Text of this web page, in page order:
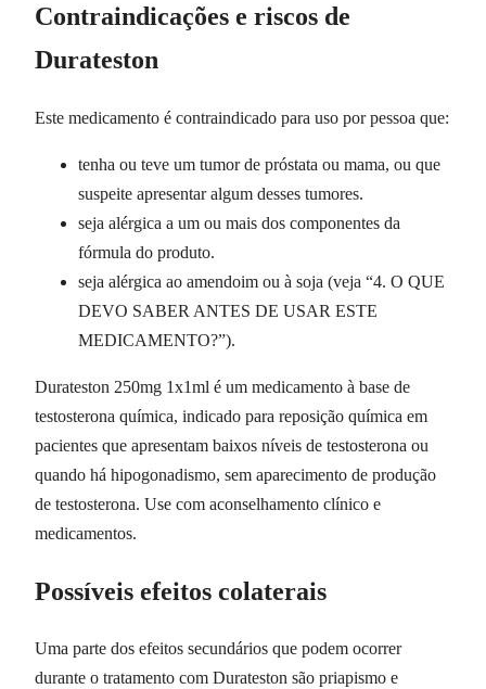
Contraindicações e riscos de
Durateston
Este medicamento é contraindicado para uso por pessoa que:
tenha ou teve um tumor de próstata ou mama, ou que
suspeite apresentar algum desses tumores.
seja alérgica a um ou mais dos componentes da
fórmula do produto.
seja alérgica ao amendoim ou à soja (veja “4. O QUE
DEVO SABER ANTES DE USAR ESTE
MEDICAMENTO?”).
Durateston 250mg 1x1ml é um medicamento à base de
testosterona química, indicado para reposição química em
pacientes que apresentam baixos níveis de testosterona ou
quando há hipogonadismo, sem aparecimento de produção
de testosterona. Use com aconselhamento clínico e
medicamentos.
Possíveis efeitos colaterais
Uma parte dos efeitos secundários que podem ocorrer
durante o tratamento com Durateston são priapismo e